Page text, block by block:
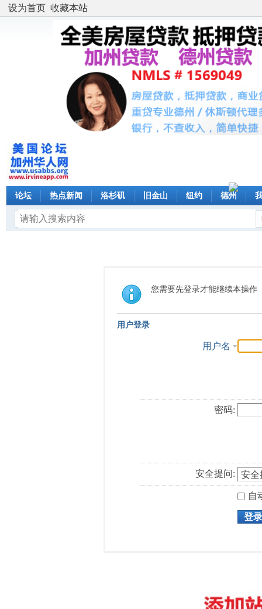
设为首页 收藏本站
论坛 热点新闻 洛杉矶 旧金山 纽约 德州
您需要先登录才能继续本操作
用户登录
用户名
密码:
安全提问:
自
登录